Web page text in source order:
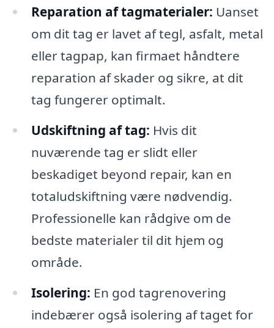
Reparation af tagmaterialer: Uanset
om dit tag er lavet af tegl, asfalt, metal
eller tagpap, kan firmaet håndtere
reparation af skader og sikre, at dit
tag fungerer optimalt.
Udskiftning af tag: Hvis dit
nuværende tag er slidt eller
beskadiget beyond repair, kan en
totaludskiftning være nødvendig.
Professionelle kan rådgive om de
bedste materialer til dit hjem og
område.
Isolering: En god tagrenovering
indebærer også isolering af taget for